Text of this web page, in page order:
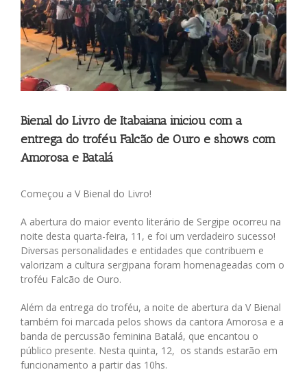
Bienal do Livro de Itabaiana iniciou com a
entrega do troféu Falcão de Ouro e shows com
Amorosa e Batalá
Começou a V Bienal do Livro!
A abertura do maior evento literário de Sergipe ocorreu na
noite desta quarta-feira, 11, e foi um verdadeiro sucesso!
Diversas personalidades e entidades que contribuem e
valorizam a cultura sergipana foram homenageadas com o
troféu Falcão de Ouro.
Além da entrega do troféu, a noite de abertura da V Bienal
também foi marcada pelos shows da cantora Amorosa e a
banda de percussão feminina Batalá, que encantou o
público presente. Nesta quinta, 12, os stands estarão em
funcionamento a partir das 10hs.